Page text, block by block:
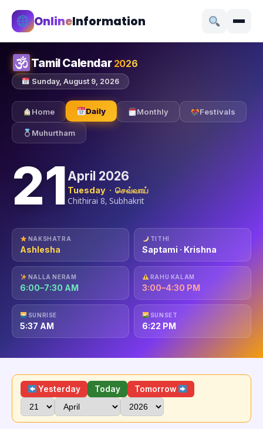
OnlineInformation
Tamil Calendar 2026
Sunday, August 9, 2026
Home Daily Monthly Festivals
Muhurtham
21 April 2026
Tuesday · செவ்வாய்
Chithirai 8, Subhakrit
NAKSHATRA
Ashlesha
TITHI
Saptami · Krishna
NALLA NERAM
6:00–7:30 AM
RAHU KALAM
3:00–4:30 PM
SUNRISE
5:37 AM
SUNSET
6:22 PM
Yesterday Today Tomorrow